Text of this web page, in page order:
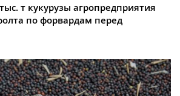
т кукурузы агропредприятия
по форвардам перед